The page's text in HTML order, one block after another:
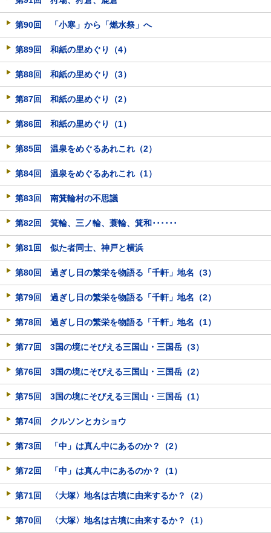
第90回 「小寒」から「燃水祭」へ
第89回 和紙の里めぐり（4）
第88回 和紙の里めぐり（3）
第87回 和紙の里めぐり（2）
第86回 和紙の里めぐり（1）
第85回 温泉をめぐるあれこれ（2）
第84回 温泉をめぐるあれこれ（1）
第83回 南箕輪村の不思議
第82回 箕輪、三ノ輪、蓑輪、箕和･･････
第81回 似た者同士、神戸と横浜
第80回 過ぎし日の繁栄を物語る「千軒」地名（3）
第79回 過ぎし日の繁栄を物語る「千軒」地名（2）
第78回 過ぎし日の繁栄を物語る「千軒」地名（1）
第77回 3国の境にそびえる三国山・三国岳（3）
第76回 3国の境にそびえる三国山・三国岳（2）
第75回 3国の境にそびえる三国山・三国岳（1）
第74回 クルソンとカショウ
第73回 「中」は真ん中にあるのか？（2）
第72回 「中」は真ん中にあるのか？（1）
第71回 〈大塚〉地名は古墳に由来するか？（2）
第70回 〈大塚〉地名は古墳に由来するか？（1）